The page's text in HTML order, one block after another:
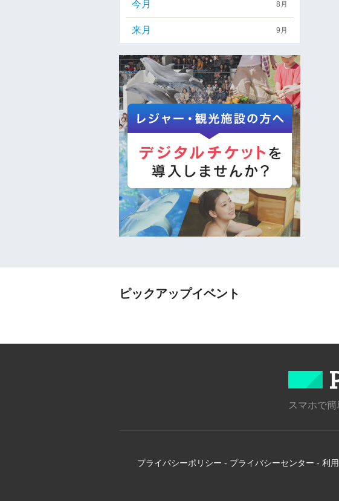
今月 8月
来月 9月
ピックアップイベント
スマホで
プライバシーポリシー - プライバシーセンター - 利